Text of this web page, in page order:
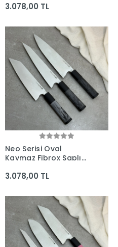
(205mm, 165mm,
Yapımı Bıçaklar
3.078,00 TL
Neo Serisi Oval
Kaymaz Fibrox Saplı
(230mm, 225mm,
Yapımı Bıçaklar
3.078,00 TL